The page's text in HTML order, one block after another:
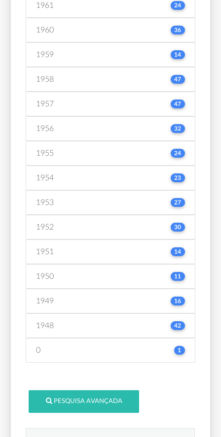
1961 24
1960 36
1959 14
1958 47
1957 47
1956 32
1955 24
1954 23
1953 27
1952 30
1951 14
1950 11
1949 16
1948 42
0 1
PESQUISA AVANÇADA